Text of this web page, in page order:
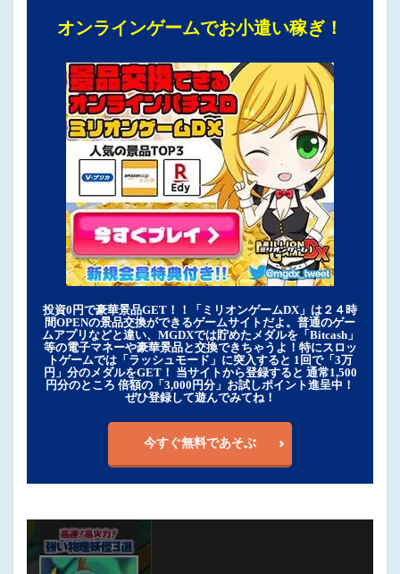
オンラインゲームでお小遣い稼ぎ！
投資0円で豪華景品GET！！「ミリオンゲームDX」は２４時
間OPENの景品交換ができるゲームサイトだよ。普通のゲー
ムアプリなどと違い、MGDXでは貯めたメダルを「Bitcash」
等の電子マネーや豪華景品と交換できちゃうよ！特にスロッ
トゲームでは「ラッシュモード」に突入すると 1回で「3万
円」分のメダルをGET！ 当サイトから登録すると 通常1,500
円分のところ 倍額の「3,000円分」お試しポイント進呈中！
ぜひ登録して遊んでみてね！
今すぐ無料であそぶ